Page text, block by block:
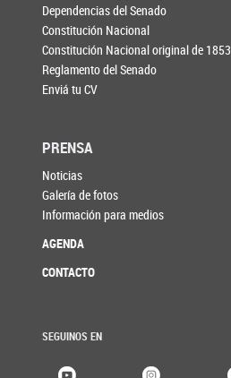
Dependencias del Senado
Constitución Nacional
Constitución Nacional original de 1853
Reglamento del Senado
Enviá tu CV
PRENSA
Noticias
Galería de fotos
Información para medios
AGENDA
CONTACTO
SEGUINOS EN